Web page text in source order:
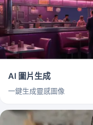
AI 圖片生成
一鍵生成靈感圖像